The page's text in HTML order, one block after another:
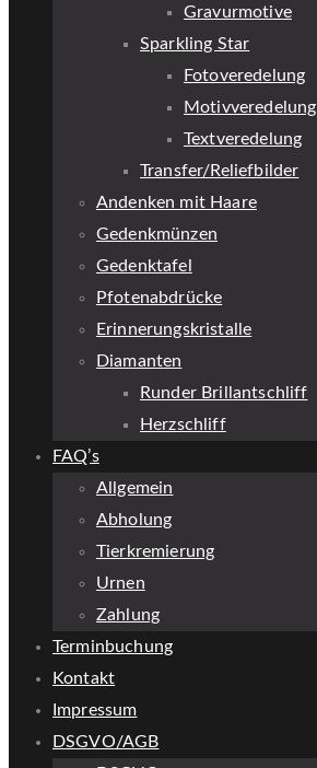
Gravurmotive
Sparkling Star
Fotoveredelung
Motivveredelung
Textveredelung
Transfer/Reliefbilder
Andenken mit Haare
Gedenkmünzen
Gedenktafel
Pfotenabdrücke
Erinnerungskristalle
Diamanten
Runder Brillantschliff
Herzschliff
FAQ’s
Allgemein
Abholung
Tierkremierung
Urnen
Zahlung
Terminbuchung
Kontakt
Impressum
DSGVO/AGB